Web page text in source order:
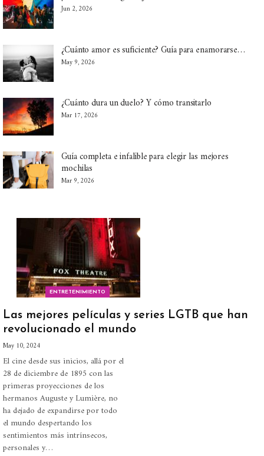
Jun 2, 2026
¿Cuánto amor es suficiente? Guía para enamorarse…
May 9, 2026
¿Cuánto dura un duelo? Y cómo transitarlo
Mar 17, 2026
Guía completa e infalible para elegir las mejores
mochilas
Mar 9, 2026
ENTRETENIMIENTO
Las mejores películas y series LGTB que han
revolucionado el mundo
May 10, 2024
El cine desde sus inicios, allá por el
28 de diciembre de 1895 con las
primeras proyecciones de los
hermanos Auguste y Lumière, no
ha dejado de expandirse por todo
el mundo despertando los
sentimientos más intrínsecos,
personales y…